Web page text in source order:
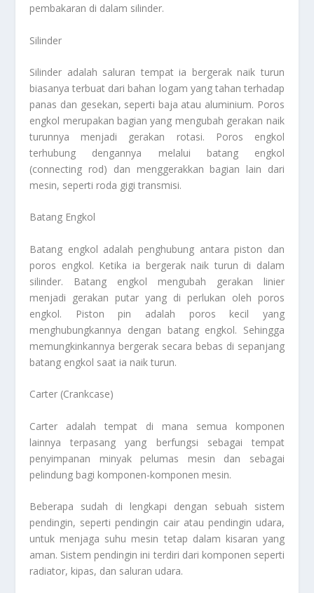
pembakaran di dalam silinder.
Silinder
Silinder adalah saluran tempat ia bergerak naik turun
biasanya terbuat dari bahan logam yang tahan terhadap
panas dan gesekan, seperti baja atau aluminium. Poros
engkol merupakan bagian yang mengubah gerakan naik
turunnya menjadi gerakan rotasi. Poros engkol
terhubung dengannya melalui batang engkol
(connecting rod) dan menggerakkan bagian lain dari
mesin, seperti roda gigi transmisi.
Batang Engkol
Batang engkol adalah penghubung antara piston dan
poros engkol. Ketika ia bergerak naik turun di dalam
silinder. Batang engkol mengubah gerakan linier
menjadi gerakan putar yang di perlukan oleh poros
engkol. Piston pin adalah poros kecil yang
menghubungkannya dengan batang engkol. Sehingga
memungkinkannya bergerak secara bebas di sepanjang
batang engkol saat ia naik turun.
Carter (Crankcase)
Carter adalah tempat di mana semua komponen
lainnya terpasang yang berfungsi sebagai tempat
penyimpanan minyak pelumas mesin dan sebagai
pelindung bagi komponen-komponen mesin.
Beberapa sudah di lengkapi dengan sebuah sistem
pendingin, seperti pendingin cair atau pendingin udara,
untuk menjaga suhu mesin tetap dalam kisaran yang
aman. Sistem pendingin ini terdiri dari komponen seperti
radiator, kipas, dan saluran udara.